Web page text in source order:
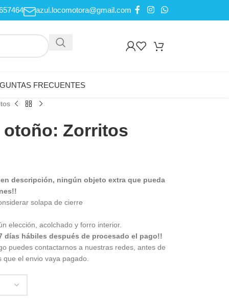
azul.locomotora@gmail.com
FRECUENTES
Zorritos
descripción, ningún objeto extra que pueda
solapa de cierre
elección, acolchado y forro interior.
días hábiles después de procesado el pago!!
puedes contactarnos a nuestras redes, antes de
el envio vaya pagado.